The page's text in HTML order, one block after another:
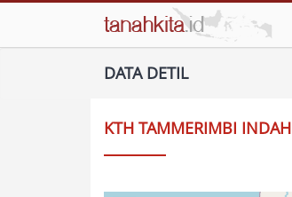
DATA DETIL
KTH TAMMERIMBI INDAH